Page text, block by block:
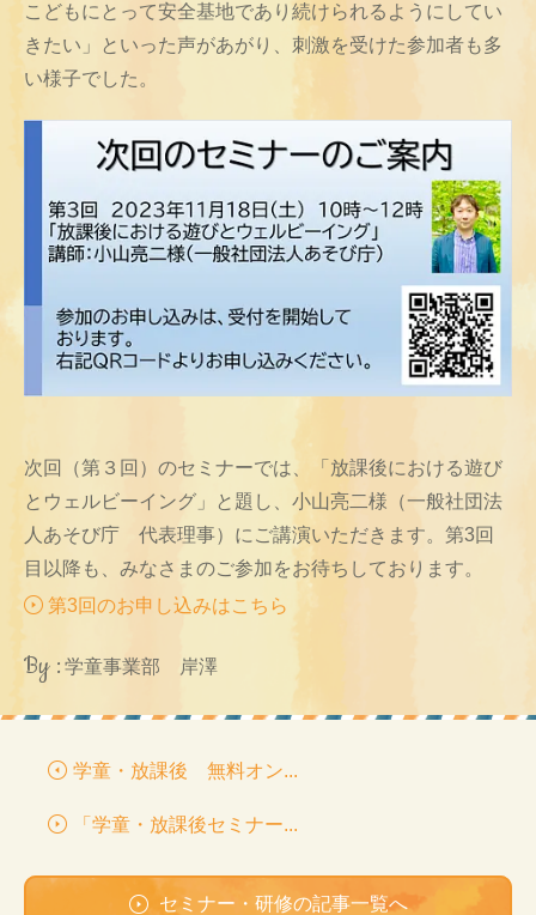
こどもにとって安全基地であり続けられるようにしてい
きたい」といった声があがり、刺激を受けた参加者も多
い様子でした。
次回（第３回）のセミナーでは、「放課後における遊び
とウェルビーイング」と題し、小山亮二様（一般社団法
人あそび庁 代表理事）にご講演いただきます。第3回
目以降も、みなさまのご参加をお待ちしております。
第3回のお申し込みはこちら
By : 学童事業部 岸澤
学童・放課後 無料オン...
「学童・放課後セミナー...
セミナー・研修の記事一覧へ